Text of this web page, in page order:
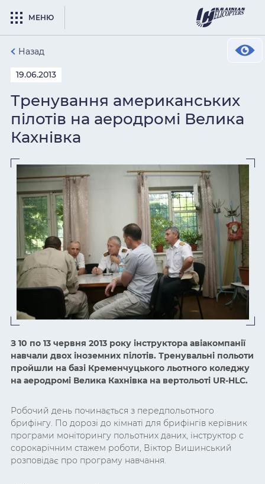
МЕНЮ
Назад
19.06.2013
Тренування американських
пілотів на аеродромі Велика
Кахнівка
З 10 по 13 червня 2013 року інструктора авіакомпанії
навчали двох іноземних пілотів. Тренувальні польоти
пройшли на базі Кременчуцького льотного коледжу
на аеродромі Велика Кахнівка на вертольоті UR-HLC.
Робочий день починається з передпольотного
брифінгу. По дорозі до кімнаті для брифінгів керівник
програми моніторингу польотних даних, інструктор c
сорокарічним стажем роботи, Віктор Вишинський
розповідає про програму навчання.